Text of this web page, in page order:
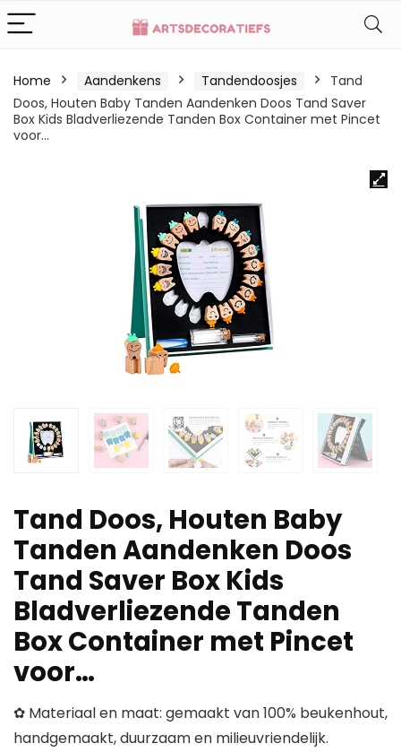
Home Aandenkens Tandendoosjes
Tand
Doos, Houten Baby Tanden Aandenken Doos Tand Saver
Box Kids Bladverliezende Tanden Box Container met Pincet
voor…
Tand Doos, Houten Baby
Tanden Aandenken Doos
Tand Saver Box Kids
Bladverliezende Tanden
Box Container met Pincet
voor…
✿ Materiaal en maat: gemaakt van 100% beukenhout,
handgemaakt, duurzaam en milieuvriendelijk.